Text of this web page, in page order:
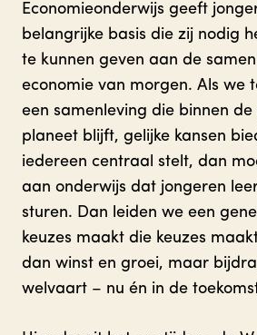
Economieonderwijs geeft
belangrijke basis die zij nodig
te kunnen geven aan de
economie van morgen. Als we
een samenleving die binnen
planeet blijft, gelijke kansen
iedereen centraal stelt, dan
aan onderwijs dat jongeren
sturen. Dan leiden we een
keuzes maakt die keuzes
dan winst en groei, maar
welvaart – nu én in de